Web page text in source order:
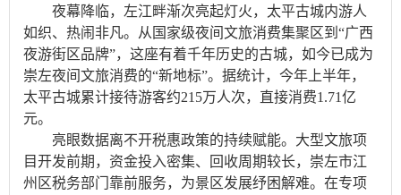
夜幕降临，左江畔渐次亮起灯火，太平古城内游人
如织、热闹非凡。从国家级夜间文旅消费集聚区到“广西
夜游街区品牌”，这座有着千年历史的古城，如今已成为
崇左夜间文旅消费的“新地标”。据统计，今年上半年，
太平古城累计接待游客约215万人次，直接消费1.71亿
元。
亮眼数据离不开税惠政策的持续赋能。大型文旅项
目开发前期，资金投入密集、回收周期较长，崇左市江
州区税务部门靠前服务，为景区发展纾困解难。在专项